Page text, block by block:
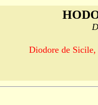
Diodore de